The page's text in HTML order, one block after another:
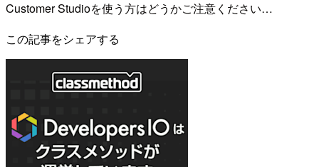
Customer Studioを使う方はどうかご注意ください…
この記事をシェアする